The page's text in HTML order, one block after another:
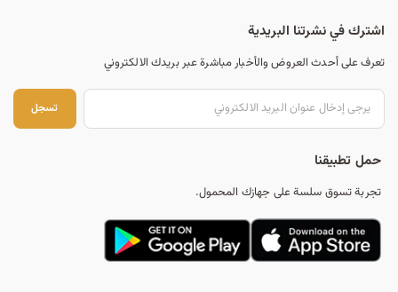
اشترك في نشرتنا البريدية
تعرف على أحدث العروض والأخبار مباشرة عبر بريدك الالكتروني
تسجل
حمل تطبيقنا
تجربة تسوق سلسة على جهازك المحمول.